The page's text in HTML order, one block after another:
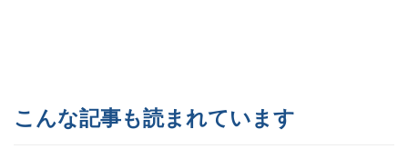
こんな記事も読まれています